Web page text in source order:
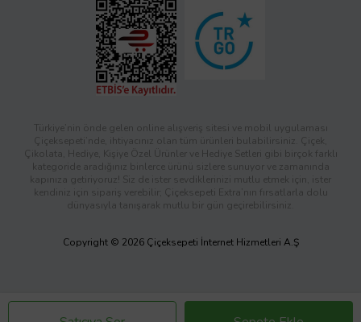
Türkiye’nin önde gelen online alışveriş sitesi ve mobil uygulaması
Çiçeksepeti’nde, ihtiyacınız olan tüm ürünleri bulabilirsiniz. Çiçek,
Çikolata, Hediye, Kişiye Özel Ürünler ve Hediye Setleri gibi birçok farklı
kategoride aradığınız binlerce ürünü sizlere sunuyor ve zamanında
kapınıza getiriyoruz! Siz de ister sevdiklerinizi mutlu etmek için, ister
kendiniz için sipariş verebilir; Çiçeksepeti Extra’nın fırsatlarla dolu
dünyasıyla tanışarak mutlu bir gün geçirebilirsiniz.
Copyright © 2026 Çiçeksepeti İnternet Hizmetleri A.Ş